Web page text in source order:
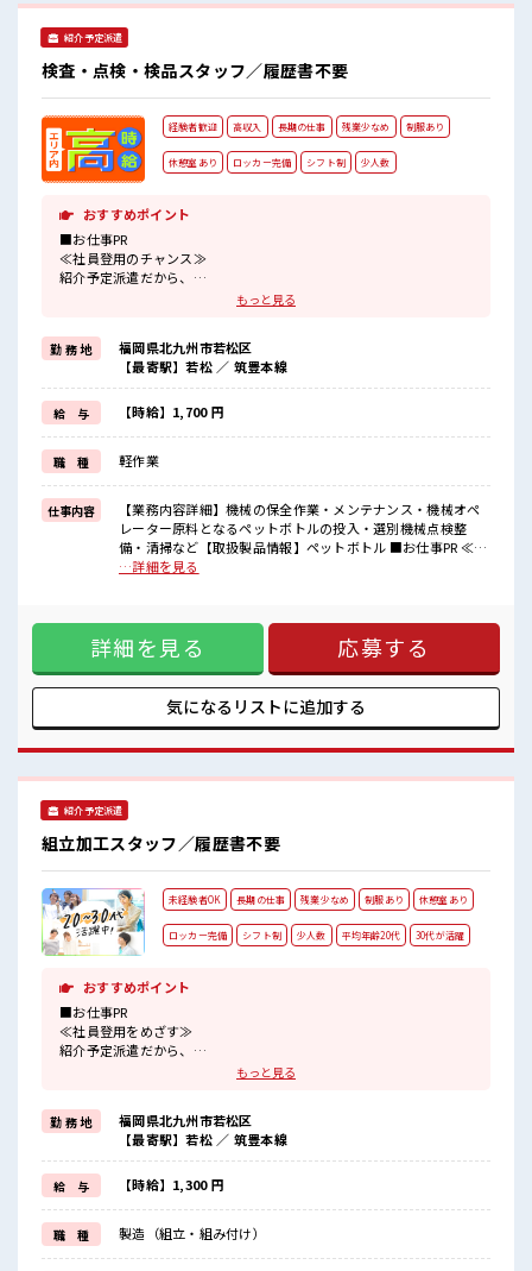
紹介予定派遣
検査・点検・検品スタッフ／履歴書不要
経験者歓迎 高収入 長期の仕事 残業少なめ 制服あり
休憩室あり ロッカー完備 シフト制 少人数
おすすめポイント
■お仕事PR
≪社員登用のチャンス≫
紹介予定派遣だから、
自分に職場が合うかお試しできるのがウレシイ☆
これまでの経験を活かしませんか？
ブランクがあっても大丈夫♪
経験はちょっとだけ…という方もOK！
≪時間にメリハリを≫
残業はほとんどナシ！
場合によってはお願いすることもあります♪
≪機能的な制服アリ≫
制服があるので、
毎日の服装の悩み解消♪
■職場の雰囲気
少人数でアットホームな雰囲気の職場！
休憩室で楽しくおしゃべり！
ロッカー付き職場♪
高収入もバッチリ目指せますよ！
もっと見る
勤 務 地
福岡県北九州市若松区
【最寄駅】若松 ／ 筑豊本線
給 与 【時給】1,700 円
職 種 軽作業
仕事内容
【業務内容詳細】機械の保全作業・メンテナンス・機械オペ
レーター原料となるペットボトルの投入・選別機械点検整
備・清掃など【取扱製品情報】ペットボトル ■お仕事PR ≪社
員登用のチャンス≫ 紹介予定派遣だから、 自分に職場が合う
はちょっとだけ…という方もOK！ ≪時間にメリハリを≫ 残
業はほとんどナシ！ 場合によってはお願いすることもありま
す♪ ≪機能的な制服アリ≫ 制服があるので、 毎日の服装の悩
み解消♪ ■職場の雰囲気 少人数でアットホームな雰囲気の職
場！ 休憩室で楽しくおしゃべり！ ストレス解消☆ 持ち物が多
いあなたにもぴったり☆ ロッカー付き職場♪ 高収入もバッチ
…詳細を見る
詳細を見る 応募する
気になるリストに追加する
紹介予定派遣
組立加工スタッフ／履歴書不要
未経験者OK 長期の仕事 残業少なめ 制服あり 休憩室あり
ロッカー完備 シフト制 少人数 平均年齢20代 30代が活躍
おすすめポイント
■お仕事PR
≪社員登用をめざす≫
紹介予定派遣だから、
自分に職場が合うかお試しできるのがポイント☆
場合によってはお願いすることもありますが、
残業はほとんどナシ！
≪ラクラク制服アリ≫
制服があるので、
毎日の服装の悩み解消♪
≪未経験でも活躍できる≫
新しいことにチャレンジするのは不安だけど、
しっかり働く環境が整っています！
イチからスキルUP・ステップUP目指していきましょう！
もっと見る
勤 務 地
福岡県北九州市若松区
【最寄駅】若松 ／ 筑豊本線
給 与 【時給】1,300 円
職 種 製造（組立・組み付け）